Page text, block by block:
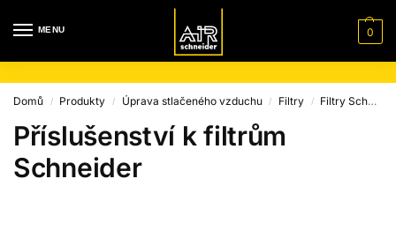
MENU 0
Domů / Produkty / Úprava stlačeného vzduchu / Filtry / Filtry Schneider Airsystems
Příslušenství k filtrům
Schneider